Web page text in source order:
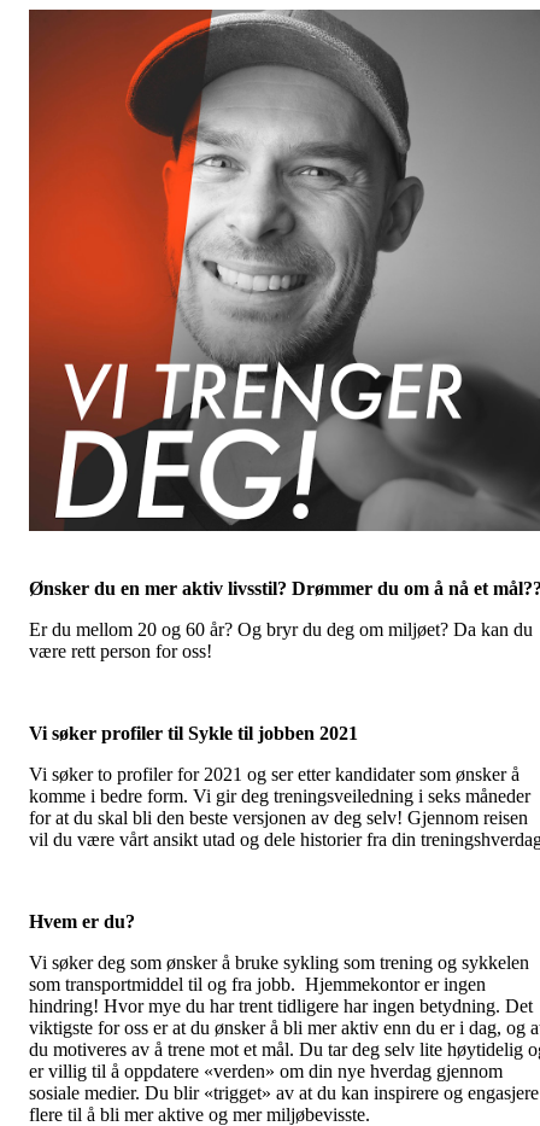
Ønsker du en mer aktiv livsstil? Drømmer du om å nå et
Er du mellom 20 og 60 år? Og bryr du deg om miljøet? Da kan du
være rett person for oss!
Vi søker profiler til Sykle til jobben 2021
Vi søker to profiler for 2021 og ser etter kandidater som ønsker å
komme i bedre form. Vi gir deg treningsveiledning i seks måneder
for at du skal bli den beste versjonen av deg selv! Gjennom reisen
vil du være vårt ansikt utad og dele historier fra din
Hvem er du?
Vi søker deg som ønsker å bruke sykling som trening og sykkelen
som transportmiddel til og fra jobb. Hjemmekontor er ingen
hindring! Hvor mye du har trent tidligere har ingen betydning. Det
viktigste for oss er at du ønsker å bli mer aktiv enn du er i dag, og
du motiveres av å trene mot et mål. Du tar deg selv lite høytidelig
er villig til å oppdatere «verden» om din nye hverdag gjennom
sosiale medier. Du blir «trigget» av at du kan inspirere og engasjere
flere til å bli mer aktive og mer miljøbevisste.